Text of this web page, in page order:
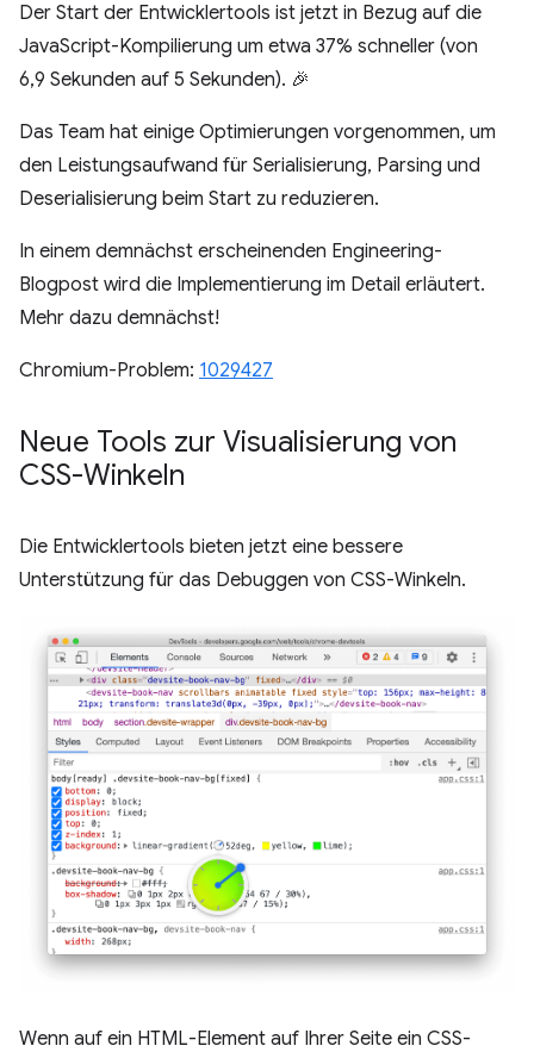
Der Start der Entwicklertools ist jetzt in Bezug auf die
JavaScript-Kompilierung um etwa 37% schneller (von
6,9 Sekunden auf 5 Sekunden). 🎉
Das Team hat einige Optimierungen vorgenommen, um
den Leistungsaufwand für Serialisierung, Parsing und
Deserialisierung beim Start zu reduzieren.
In einem demnächst erscheinenden Engineering-
Blogpost wird die Implementierung im Detail erläutert.
Mehr dazu demnächst!
Chromium-Problem: 1029427
Neue Tools zur Visualisierung von
CSS-Winkeln
Die Entwicklertools bieten jetzt eine bessere
Unterstützung für das Debuggen von CSS-Winkeln.
Wenn auf ein HTML-Element auf Ihrer Seite ein CSS-